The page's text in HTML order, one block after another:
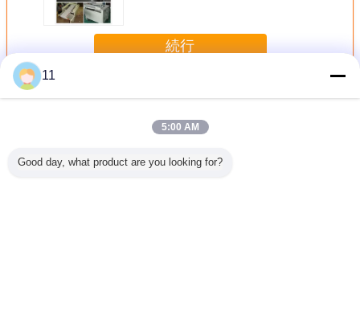
続行
多くダイヤモンドの刃
11
5:00 AM
Good day, what product are you looking for?